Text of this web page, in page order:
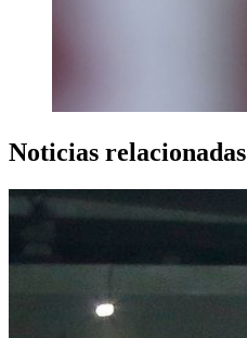
Noticias relacionadas